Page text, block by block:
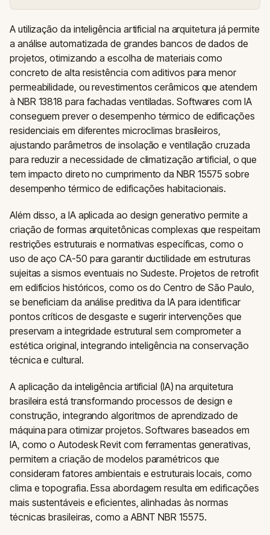
A utilização da inteligência artificial na arquitetura já permite
a análise automatizada de grandes bancos de dados de
projetos, otimizando a escolha de materiais como
concreto de alta resistência com aditivos para menor
permeabilidade, ou revestimentos cerâmicos que atendem
à NBR 13818 para fachadas ventiladas. Softwares com IA
conseguem prever o desempenho térmico de edificações
residenciais em diferentes microclimas brasileiros,
ajustando parâmetros de insolação e ventilação cruzada
para reduzir a necessidade de climatização artificial, o que
tem impacto direto no cumprimento da NBR 15575 sobre
desempenho térmico de edificações habitacionais.
Além disso, a IA aplicada ao design generativo permite a
criação de formas arquitetônicas complexas que respeitam
restrições estruturais e normativas específicas, como o
uso de aço CA-50 para garantir ductilidade em estruturas
sujeitas a sismos eventuais no Sudeste. Projetos de retrofit
em edifícios históricos, como os do Centro de São Paulo,
se beneficiam da análise preditiva da IA para identificar
pontos críticos de desgaste e sugerir intervenções que
preservam a integridade estrutural sem comprometer a
estética original, integrando inteligência na conservação
técnica e cultural.
A aplicação da inteligência artificial (IA) na arquitetura
brasileira está transformando processos de design e
construção, integrando algoritmos de aprendizado de
máquina para otimizar projetos. Softwares baseados em
IA, como o Autodesk Revit com ferramentas generativas,
permitem a criação de modelos paramétricos que
consideram fatores ambientais e estruturais locais, como
clima e topografia. Essa abordagem resulta em edificações
mais sustentáveis e eficientes, alinhadas às normas
técnicas brasileiras, como a ABNT NBR 15575.